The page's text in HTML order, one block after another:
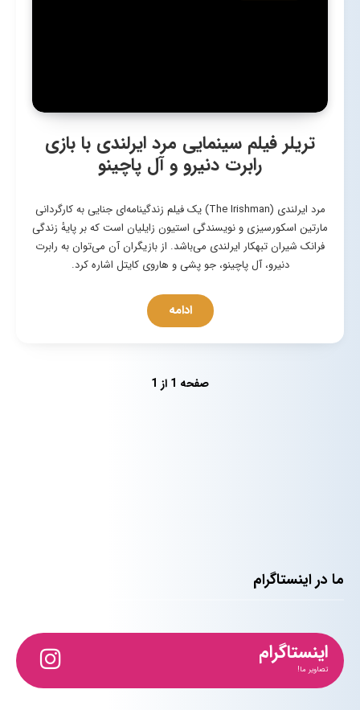
تریلر فیلم سینمایی مرد ایرلندی با بازی
رابرت دنیرو و آل پاچینو
مرد ایرلندی (The Irishman) یک فیلم زندگینامه‌ای جنایی به کارگردانی
مارتین اسکورسیزی و نویسندگی استیون زایلیان است که بر پایهٔ زندگی
فرانک شیران تبهکار ایرلندی می‌باشد. از بازیگران آن می‌توان به رابرت
دنیرو، آل پاچینو، جو پشی و هاروی کایتل اشاره کرد.
ادامه
صفحه 1 از 1
ما در اینستاگرام
اینستاگرام
تصاویر ما!